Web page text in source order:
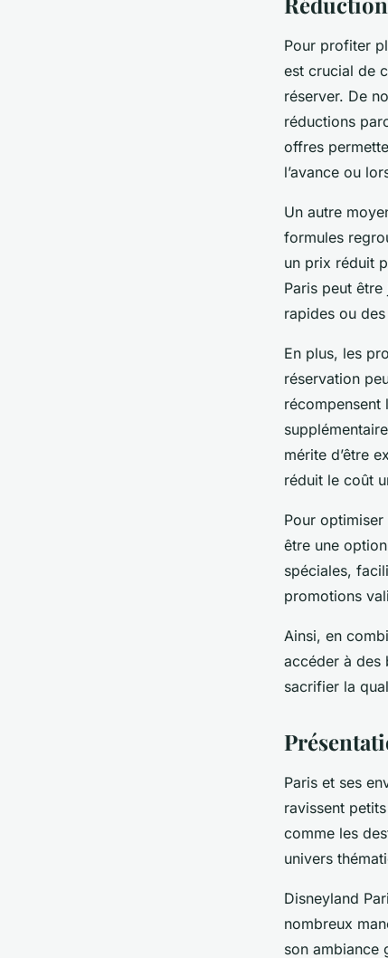
Pour profiter
est crucial de
réserver. De
réductions
offres
l’avance ou
Un autre
formules
un prix réduit
Paris peut
rapides ou
En plus, les
réservation
récompensent
mérite d’être
réduit le coût
Pour
être une
spéciales,
promotions
Ainsi, en
accéder à des
sacrifier la
Paris et ses
ravissent
comme les
univers
Disneyland
nombreux
son ambiance